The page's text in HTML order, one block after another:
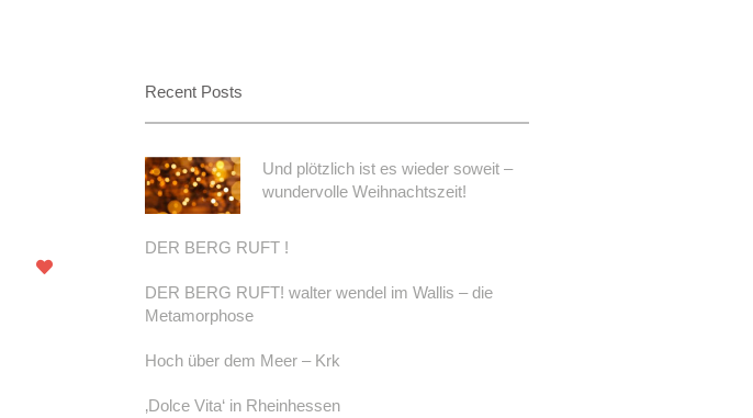
Recent Posts
Und plötzlich ist es wieder soweit –
wundervolle Weihnachtszeit!
DER BERG RUFT !
DER BERG RUFT! walter wendel im Wallis – die
Metamorphose
Hoch über dem Meer – Krk
‚Dolce Vita‘ in Rheinhessen